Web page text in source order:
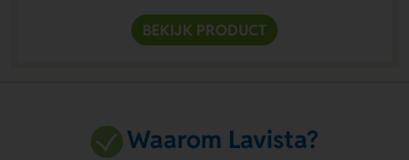
BEKIJK PRODUCT
Waarom Lavista?